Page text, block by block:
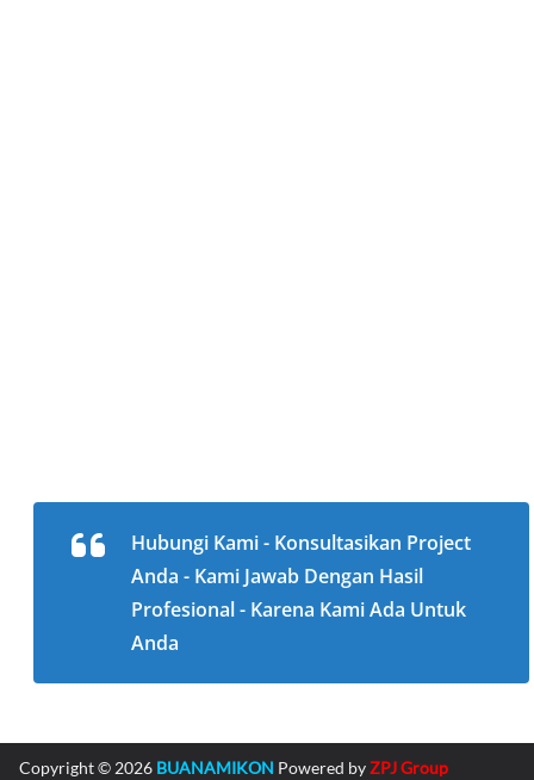
Hubungi Kami - Konsultasikan Project
Anda - Kami Jawab Dengan Hasil
Profesional - Karena Kami Ada Untuk
Anda
Copyright © 2026 BUANAMIKON Powered byZPJ Group